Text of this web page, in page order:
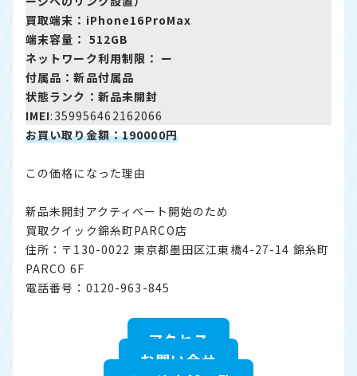
買取端末：iPhone16ProMax
端末容量： 512GB
ネットワーク利用制限： ー
付属品：新品付属品
状態ランク：新品未開封
IMEI:359956462162066
お買い取り金額：190000円
この価格になった理由
新品未開封アクティベート開始のため
買取クイック錦糸町PARCO店
住所：〒130-0022 東京都墨田区江東橋4-27-14 錦糸町
PARCO 6F
電話番号：0120-963-845
アクセス
お問い合せ